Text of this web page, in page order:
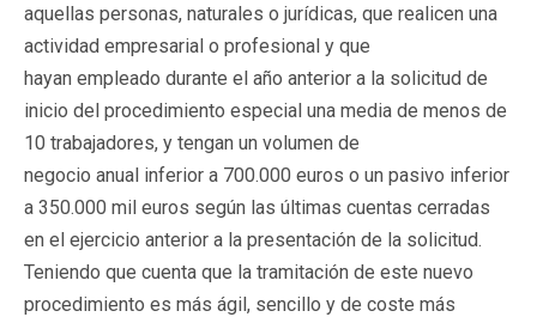
aquellas personas, naturales o jurídicas, que realicen una
actividad empresarial o profesional y que
hayan empleado durante el año anterior a la solicitud de
inicio del procedimiento especial una media de menos de
10 trabajadores, y tengan un volumen de
negocio anual inferior a 700.000 euros o un pasivo inferior
a 350.000 mil euros según las últimas cuentas cerradas
en el ejercicio anterior a la presentación de la solicitud.
Teniendo que cuenta que la tramitación de este nuevo
procedimiento es más ágil, sencillo y de coste más